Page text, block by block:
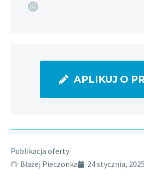
APLIKUJ O
Publikacja oferty:
Błażej Pieczonka
24 stycznia, 2025